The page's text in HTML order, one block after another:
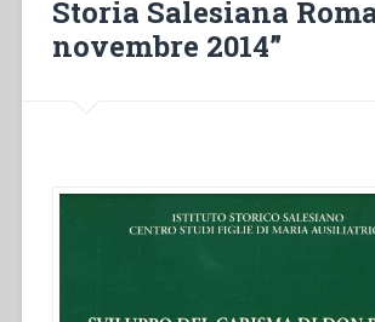
Storia Salesiana
novembre 2014”